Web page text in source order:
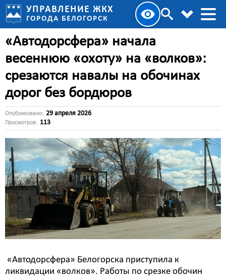
УПРАВЛЕНИЕ ЖКХ
ГОРОДА БЕЛОГОРСК
«Автодорсфера» начала
весеннюю «охоту» на «волков»:
срезаются навалы на обочинах
дорог без бордюров
Опубликовано: 29 апреля 2026
Просмотров: 113
«Автодорсфера» Белогорска приступила к
ликвидации «волков». Работы по срезке обочин